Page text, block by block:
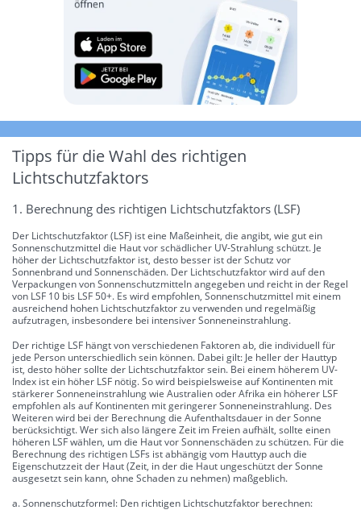
Tipps für die Wahl des richtigen
Lichtschutzfaktors
1. Berechnung des richtigen Lichtschutzfaktors (LSF)
Der Lichtschutzfaktor (LSF) ist eine Maßeinheit, die angibt, wie gut ein
Sonnenschutzmittel die Haut vor schädlicher UV-Strahlung schützt. Je
höher der Lichtschutzfaktor ist, desto besser ist der Schutz vor
Sonnenbrand und Sonnenschäden. Der Lichtschutzfaktor wird auf den
Verpackungen von Sonnenschutzmitteln angegeben und reicht in der Regel
von LSF 10 bis LSF 50+. Es wird empfohlen, Sonnenschutzmittel mit einem
ausreichend hohen Lichtschutzfaktor zu verwenden und regelmäßig
aufzutragen, insbesondere bei intensiver Sonneneinstrahlung.
Der richtige LSF hängt von verschiedenen Faktoren ab, die individuell für
jede Person unterschiedlich sein können. Dabei gilt: Je heller der Hauttyp
ist, desto höher sollte der Lichtschutzfaktor sein. Bei einem höherem UV-
Index ist ein höher LSF nötig. So wird beispielsweise auf Kontinenten mit
stärkerer Sonneneinstrahlung wie Australien oder Afrika ein höherer LSF
empfohlen als auf Kontinenten mit geringerer Sonneneinstrahlung. Des
Weiteren wird bei der Berechnung die Aufenthaltsdauer in der Sonne
berücksichtigt. Wer sich also längere Zeit im Freien aufhält, sollte einen
höheren LSF wählen, um die Haut vor Sonnenschäden zu schützen. Für die
Berechnung des richtigen LSFs ist abhängig vom Hauttyp auch die
Eigenschutzzeit der Haut (Zeit, in der die Haut ungeschützt der Sonne
ausgesetzt sein kann, ohne Schaden zu nehmen) maßgeblich.
a. Sonnenschutzformel: Den richtigen Lichtschutzfaktor berechnen: